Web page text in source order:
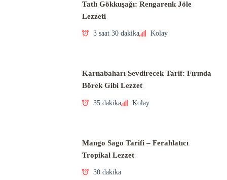
Tatlı Gökkuşağı: Rengarenk Jöle
Lezzeti
3 saat 30 dakika Kolay
Karnabaharı Sevdirecek Tarif: Fırında
Börek Gibi Lezzet
35 dakika Kolay
Mango Sago Tarifi – Ferahlatıcı
Tropikal Lezzet
30 dakika